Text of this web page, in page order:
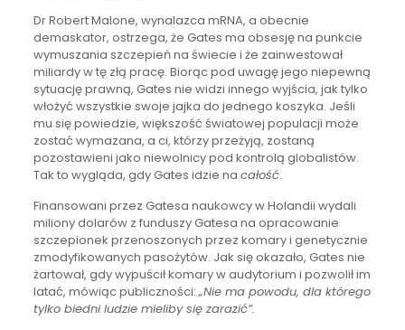
Dr Robert Malone, wynalazca mRNA, a obecnie
demaskator, ostrzega, że Gates ma obsesję na punkcie
wymuszania szczepień na świecie i że zainwestował
miliardy w tę złą pracę. Biorąc pod uwagę jego niepewną
sytuację prawną, Gates nie widzi innego wyjścia, jak tylko
włożyć wszystkie swoje jajka do jednego koszyka. Jeśli
mu się powiedzie, większość światowej populacji może
zostać wymazana, a ci, którzy przeżyją, zostaną
pozostawieni jako niewolnicy pod kontrolą globalistów.
Tak to wygląda, gdy Gates idzie na całość.
Finansowani przez Gatesa naukowcy w Holandii wydali
miliony dolarów z funduszy Gatesa na opracowanie
szczepionek przenoszonych przez komary i genetycznie
zmodyfikowanych pasożytów. Jak się okazało, Gates nie
żartował, gdy wypuścił komary w audytorium i pozwolił im
latać, mówiąc publiczności:„Nie ma powodu, dla którego
tylko biedni ludzie mieliby się zarazić”.